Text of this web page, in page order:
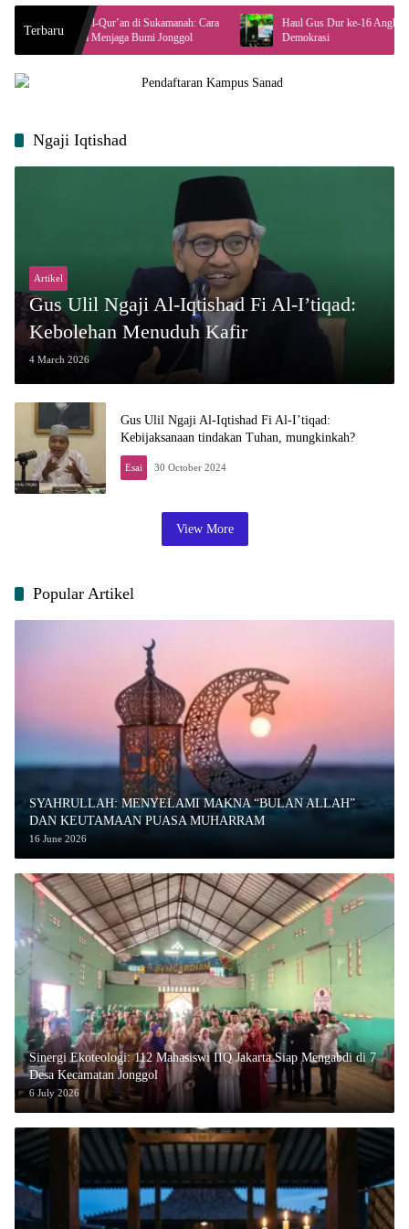
Terbaru
Al-Qur’an di Sukamanah: Cara
Menjaga Bumi Jonggol
Haul Gus Dur ke-16 Angkat Peran
Demokrasi
Ngaji Iqtishad
Artikel
Gus Ulil Ngaji Al-Iqtishad Fi Al-I’tiqad:
Kebolehan Menuduh Kafir
4 March 2026
Gus Ulil Ngaji Al-Iqtishad Fi Al-I’tiqad:
Kebijaksanaan tindakan Tuhan, mungkinkah?
Esai 30 October 2024
View More
Popular Artikel
SYAHRULLAH: MENYELAMI MAKNA “BULAN ALLAH”
DAN KEUTAMAAN PUASA MUHARRAM
16 June 2026
‎Sinergi Ekoteologi: 112 Mahasiswi IIQ Jakarta Siap Mengabdi di 7
Desa Kecamatan Jonggol
6 July 2026